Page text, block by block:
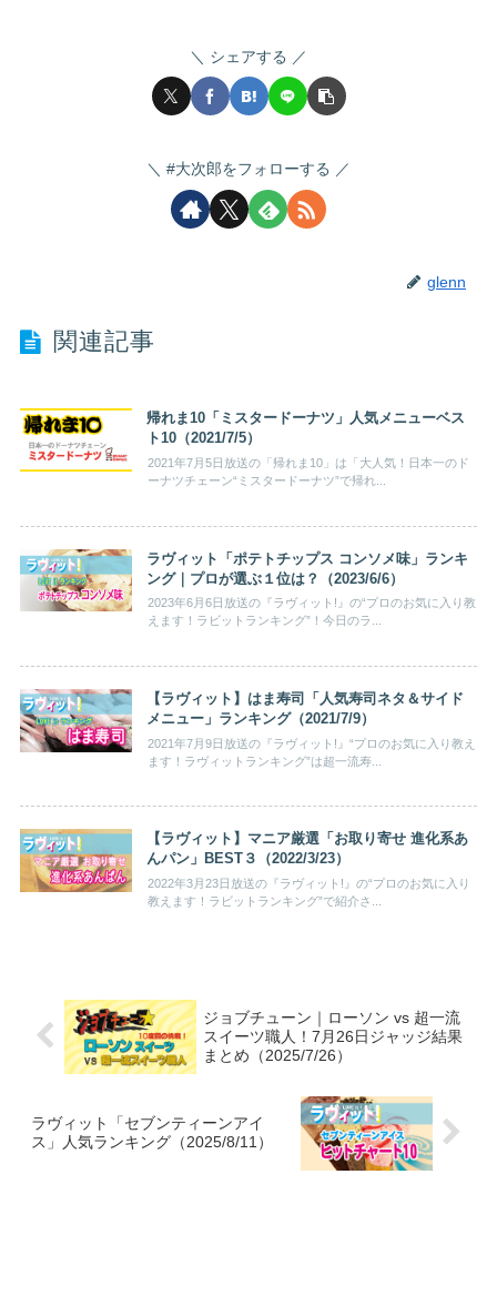
シェアする
#大次郎をフォローする
glenn
関連記事
帰れま10「ミスタードーナツ」人気メニューベス
ト10（2021/7/5）
2021年7月5日放送の「帰れま10」は「大人気！日本一のド
ーナツチェーン“ミスタードーナツ”で帰れ...
ラヴィット「ポテトチップス コンソメ味」ランキ
ング｜プロが選ぶ１位は？（2023/6/6）
2023年6月6日放送の『ラヴィット!』の“プロのお気に入り教
えます！ラビットランキング”！今日のラ...
【ラヴィット】はま寿司「人気寿司ネタ＆サイド
メニュー」ランキング（2021/7/9）
2021年7月9日放送の『ラヴィット!』“プロのお気に入り教え
ます！ラヴィットランキング”は超一流寿...
【ラヴィット】マニア厳選「お取り寄せ 進化系あ
んパン」BEST３（2022/3/23）
2022年3月23日放送の『ラヴィット!』の“プロのお気に入り
教えます！ラビットランキング”で紹介さ...
ジョブチューン｜ローソン vs 超一流
スイーツ職人！7月26日ジャッジ結果
まとめ（2025/7/26）
ラヴィット「セブンティーンアイ
ス」人気ランキング（2025/8/11）